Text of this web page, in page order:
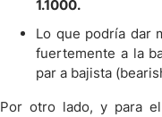
1.1000.
Lo que podría dar
fuertemente a la
par a bajista
Por otro lado, y para